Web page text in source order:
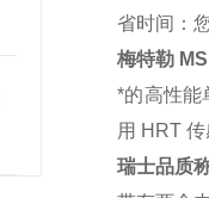
省时间：
梅特勒
*的高性能
用 HRT
瑞士品质